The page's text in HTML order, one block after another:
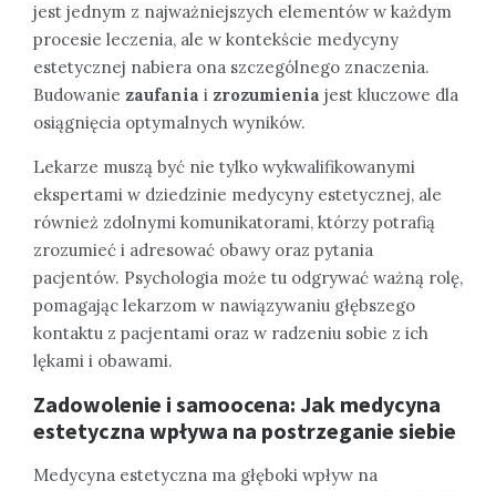
jest jednym z najważniejszych elementów w każdym
procesie leczenia, ale w kontekście medycyny
estetycznej nabiera ona szczególnego znaczenia.
Budowanie zaufania i zrozumienia jest kluczowe dla
osiągnięcia optymalnych wyników.
Lekarze muszą być nie tylko wykwalifikowanymi
ekspertami w dziedzinie medycyny estetycznej, ale
również zdolnymi komunikatorami, którzy potrafią
zrozumieć i adresować obawy oraz pytania
pacjentów. Psychologia może tu odgrywać ważną rolę,
pomagając lekarzom w nawiązywaniu głębszego
kontaktu z pacjentami oraz w radzeniu sobie z ich
lękami i obawami.
Zadowolenie i samoocena: Jak medycyna
estetyczna wpływa na postrzeganie siebie
Medycyna estetyczna ma głęboki wpływ na